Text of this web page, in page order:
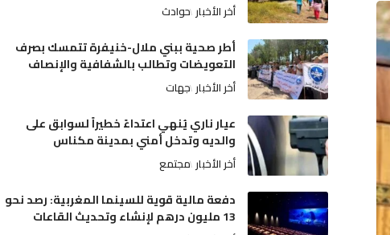
أخر الأخبار حوادث
أطر صحية ببني ملال-خنيفرة تتمسك بصرف
التعويضات وتطالب بالشفافية والإنصاف
أخر الأخبار جهات
عيار ناري يُنهي اعتداءً خطيراً لسوابق على
والديه وتدخل أمني بمدينة مكناس
أخر الأخبار مجتمع
دفعة مالية قوية للسينما المغربية: رصد نحو
13 مليون درهم لإنشاء وتحديث القاعات